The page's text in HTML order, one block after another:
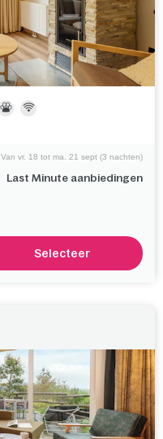
Last Minute aanbiedingen
Van vr. 18 tot ma. 21 sept (3 nachten)
Selecteer